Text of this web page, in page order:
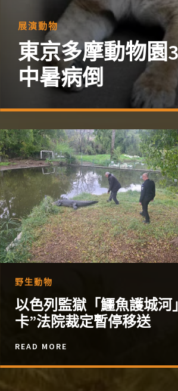
展演動物
東京多摩動物
中暑病倒
野生動物
以色列監獄「鱷魚護城河
卡”法院裁定暫停移送
READ MORE